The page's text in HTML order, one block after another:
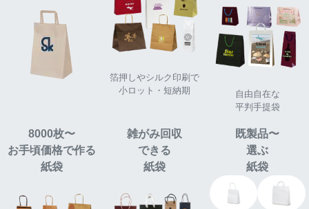
箔押しやシルク印刷で
小ロット・短納期
自由自在な
平判手提袋
8000枚〜
お手頃価格で作る
紙袋
雑がみ回収
できる
紙袋
既製品〜
選ぶ
紙袋